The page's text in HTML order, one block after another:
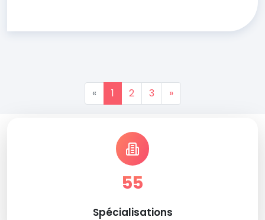
« 1 2 3 »
55
Spécialisations